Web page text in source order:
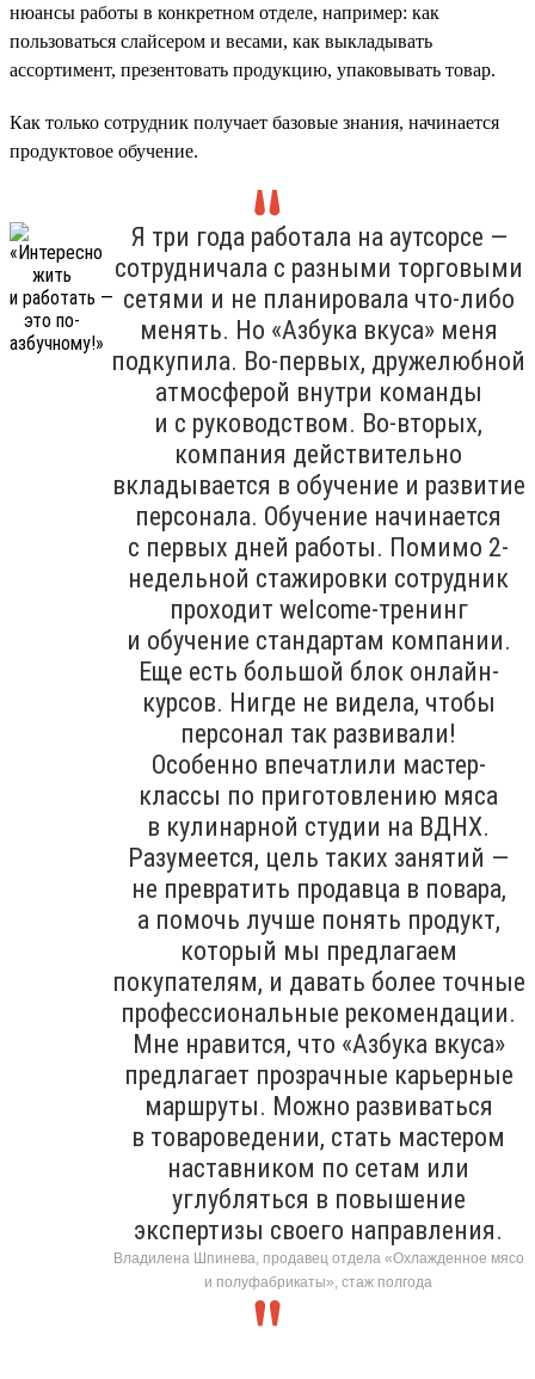
нюансы работы в конкретном отделе, например: как
пользоваться слайсером и весами, как выкладывать
ассортимент, презентовать продукцию, упаковывать товар.
Как только сотрудник получает базовые знания, начинается
продуктовое обучение.
Я три года работала на аутсорсе —
сотрудничала с разными торговыми
сетями и не планировала что-либо
менять. Но «Азбука вкуса» меня
подкупила. Во-первых, дружелюбной
атмосферой внутри команды
и с руководством. Во-вторых,
компания действительно
вкладывается в обучение и развитие
персонала. Обучение начинается
с первых дней работы. Помимо 2-
недельной стажировки сотрудник
проходит welcome-тренинг
и обучение стандартам компании.
Еще есть большой блок онлайн-
курсов. Нигде не видела, чтобы
персонал так развивали!
Особенно впечатлили мастер-
классы по приготовлению мяса
в кулинарной студии на ВДНХ.
Разумеется, цель таких занятий —
не превратить продавца в повара,
а помочь лучше понять продукт,
который мы предлагаем
покупателям, и давать более точные
профессиональные рекомендации.
Мне нравится, что «Азбука вкуса»
предлагает прозрачные карьерные
маршруты. Можно развиваться
в товароведении, стать мастером
наставником по сетам или
углубляться в повышение
экспертизы своего направления.
Владилена Шпинева, продавец отдела «Охлажденное мясо
и полуфабрикаты», стаж полгода